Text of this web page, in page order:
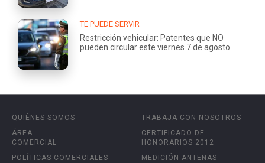
TE PUEDE SERVIR
Restricción vehicular: Patentes que NO
pueden circular este viernes 7 de agosto
QUIÉNES SOMOS
ÁREA
COMERCIAL
POLÍTICAS COMERCIALES
TRABAJA CON NOSOTROS
CERTIFICADO DE
HONORARIOS 2012
MEDICIÓN ANTENAS